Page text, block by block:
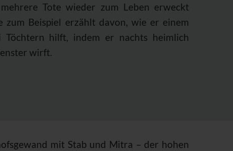
Tote wieder zum Leben erweckt
zum Beispiel erzählt davon, wie er einem
Töchtern hilft, indem er nachts heimlich
wirft.
mit Stab und Mitra – der hohen